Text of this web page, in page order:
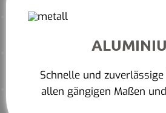
Schnelle und
allen gängigen Maßen